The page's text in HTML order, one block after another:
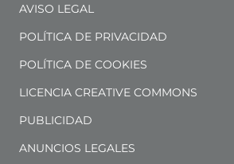
AVISO LEGAL
POLÍTICA DE PRIVACIDAD
POLÍTICA DE COOKIES
LICENCIA CREATIVE COMMONS
PUBLICIDAD
ANUNCIOS LEGALES